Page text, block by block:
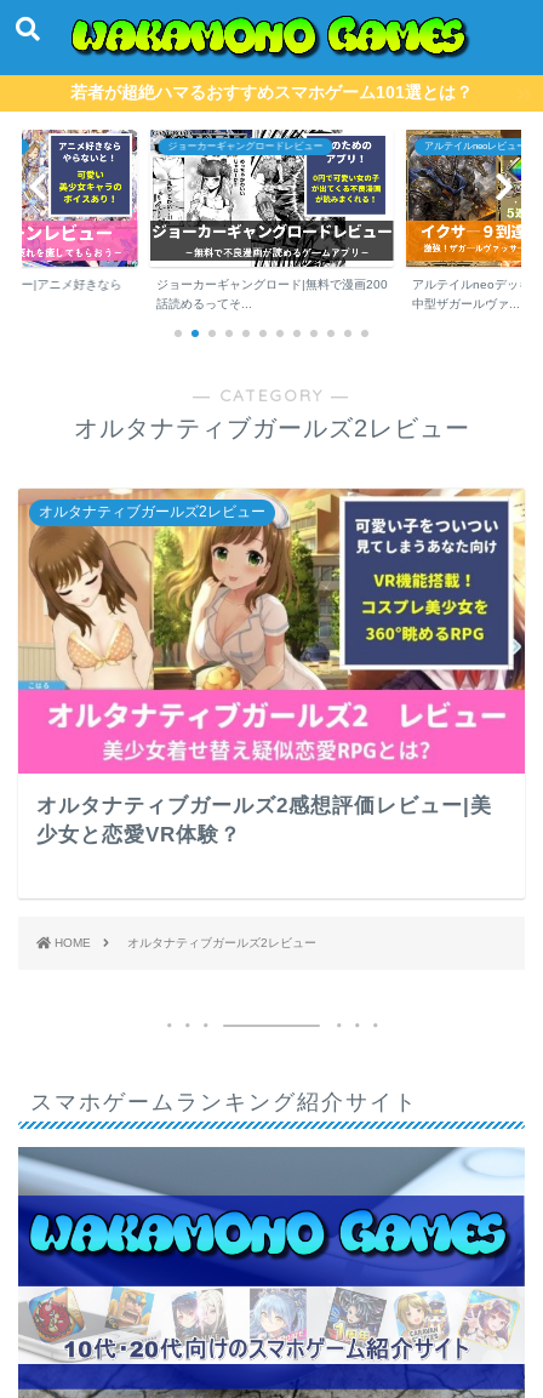
若者が超絶ハマるおすすめスマホゲーム101選とは？
ュー|アニメ好きなら
ジョーカーギャングロードレビュー
ジョーカーギャングロード|無料で漫画200
話読めるってそ...
アルテイルneoレビュー
アルテイルneoデッキ
中型ザガールヴァ...
― CATEGORY ―
オルタナティブガールズ2レビュー
オルタナティブガールズ2レビュー
オルタナティブガールズ2感想評価レビュー|美
少女と恋愛VR体験？
HOME オルタナティブガールズ2レビュー
スマホゲームランキング紹介サイト